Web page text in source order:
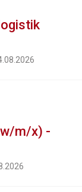
m/x) -